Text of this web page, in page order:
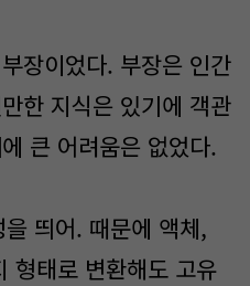
장이었다. 부장은 인간
한 지식은 있기에 객관
큰 어려움은 없었다.
띄어. 때문에 액체,
형태로 변환해도 고유